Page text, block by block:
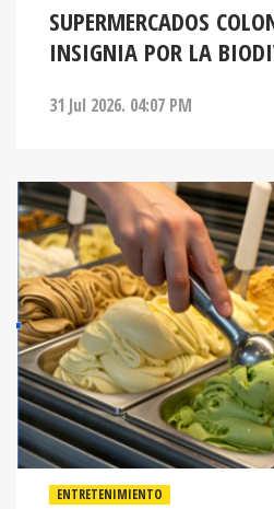
SUPERMERCADOS
INSIGNIA POR LA
31 Jul 2026. 04:07 PM
ENTRETENIMIENTO